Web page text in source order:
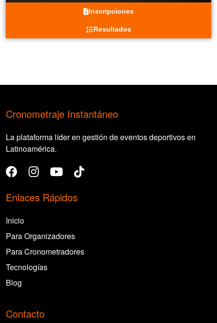
Inscripciones
Resultados
Cronometraje Instantáneo
La plataforma líder en gestión de eventos deportivos en
Latinoamérica.
Enlaces Rápidos
Inicio
Para Organizadores
Para Cronometradores
Tecnologías
Blog
Contacto